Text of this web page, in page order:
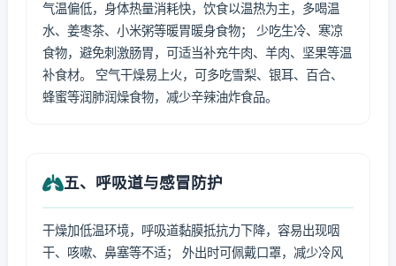
气温偏低，身体热量消耗快，饮食以温热为主，多喝温
水、姜枣茶、小米粥等暖胃暖身食物； 少吃生冷、寒凉
食物，避免刺激肠胃，可适当补充牛肉、羊肉、坚果等温
补食材。 空气干燥易上火，可多吃雪梨、银耳、百合、
蜂蜜等润肺润燥食物，减少辛辣油炸食品。
五、呼吸道与感冒防护
干燥加低温环境，呼吸道黏膜抵抗力下降，容易出现咽
干、咳嗽、鼻塞等不适； 外出时可佩戴口罩，减少冷风